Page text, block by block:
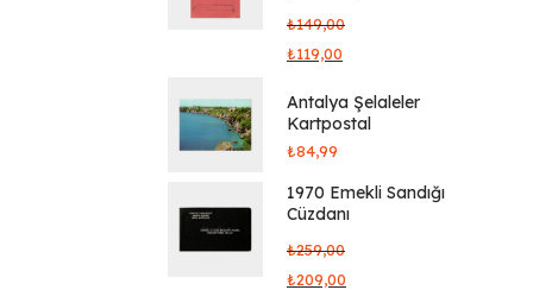
₺149,00
₺119,00
Antalya Şelaleler
Kartpostal
₺84,99
1970 Emekli Sandığı
Cüzdanı
₺259,00
₺209,00